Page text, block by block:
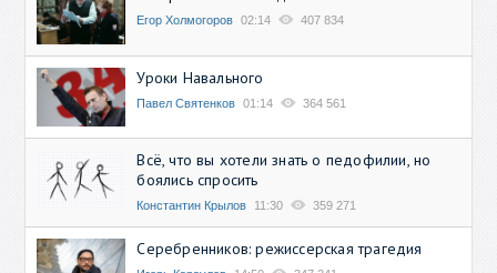
Егор Холмогоров 02:14 407 834
Уроки Навального
Павел Святенков 01:14 364 561
Всё, что вы хотели знать о педофилии, но
боялись спросить
Константин Крылов 11:30 359 271
Серебренников: режиссерская трагедия